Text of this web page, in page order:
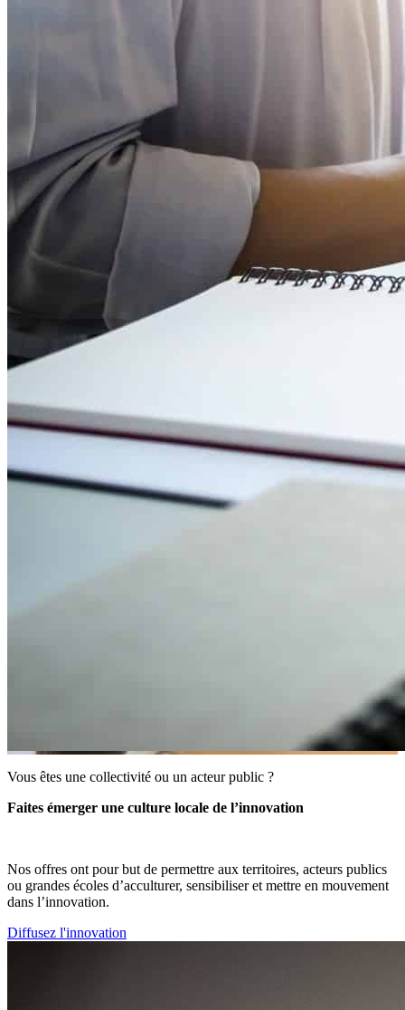
Vous êtes une collectivité ou un acteur public ?
Faites émerger une culture locale de l’innovation
Nos offres ont pour but de permettre aux territoires, acteurs publics
ou grandes écoles d’acculturer, sensibiliser et mettre en mouvement
dans l’innovation.
Diffusez l'innovation